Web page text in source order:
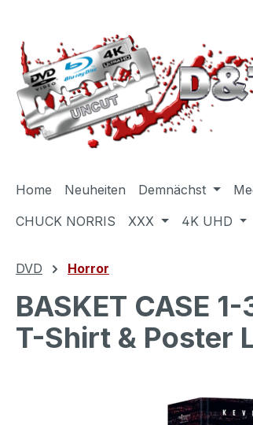
Home Neuheiten Demnächst
CHUCK NORRIS
XXX 4K UHD
DVD Horror
BASKET CASE
T-Shirt & Poster
Bildergalerie überspringen